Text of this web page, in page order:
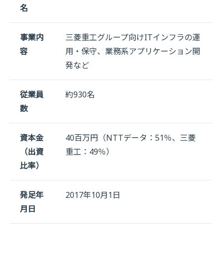
名
事業内
容
三菱重工グループ向けITインフラの運
用・保守、業務系アプリケーション開
発など
従業員
数
約930名
資本金
（出資
比率）
40百万円（NTTデータ：51％、三菱
重工：49％）
発足年
月日
2017年10月1日